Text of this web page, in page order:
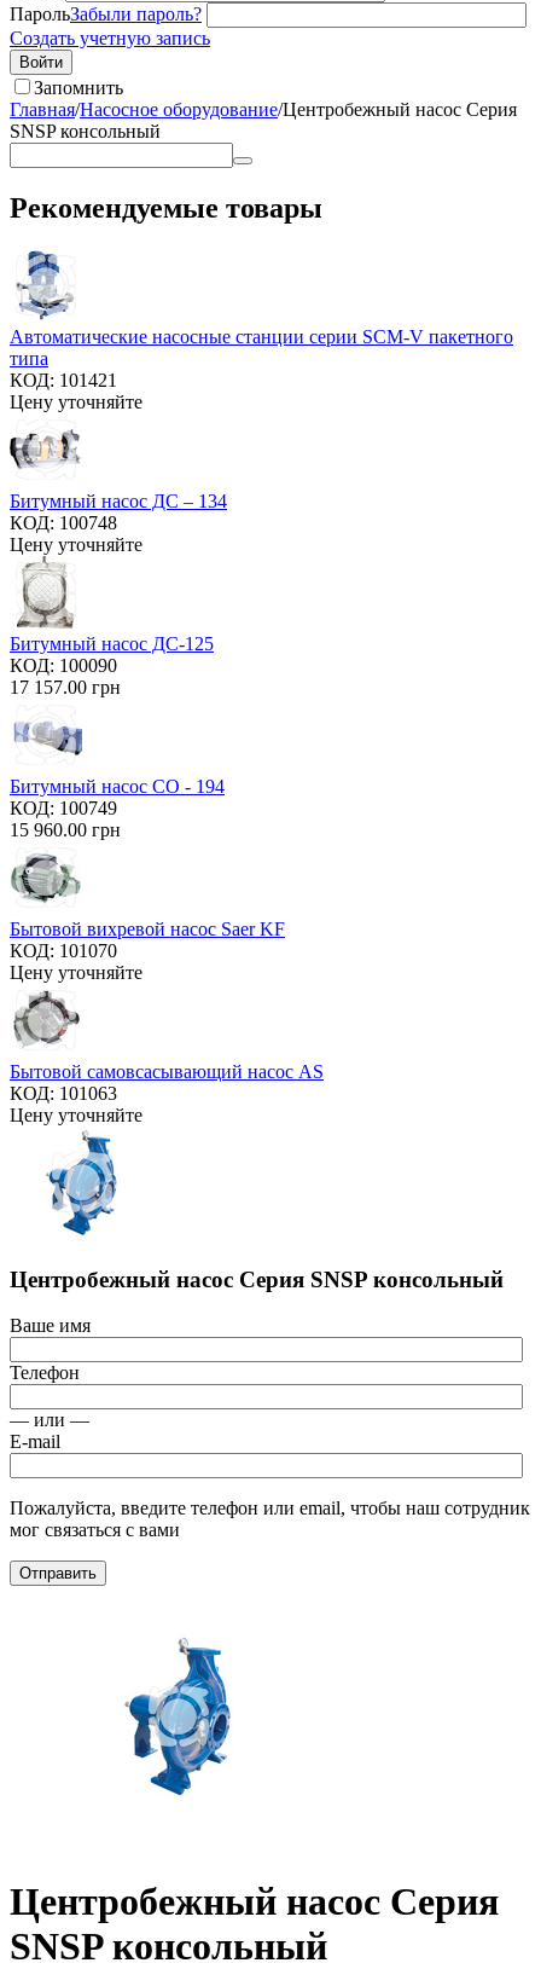
ПарольЗабыли пароль?
Создать учетную запись
Войти
Запомнить
Главная/Насосное оборудование/Центробежный насос Серия
SNSP консольный
Рекомендуемые товары
Автоматические насосные станции серии SCM-V пакетного
типа
КОД: 101421
Цену уточняйте
Битумный насос ДС – 134
КОД: 100748
Цену уточняйте
Битумный насос ДС-125
КОД: 100090
17 157.00 грн
Битумный насос СО - 194
КОД: 100749
15 960.00 грн
Бытовой вихревой насос Saer KF
КОД: 101070
Цену уточняйте
Бытовой самовсасывающий насос AS
КОД: 101063
Цену уточняйте
Центробежный насос Серия SNSP консольный
Ваше имя
Телефон
— или —
E-mail
Пожалуйста, введите телефон или email, чтобы наш сотрудник
мог связаться с вами
Отправить
Центробежный насос Серия
SNSP консольный